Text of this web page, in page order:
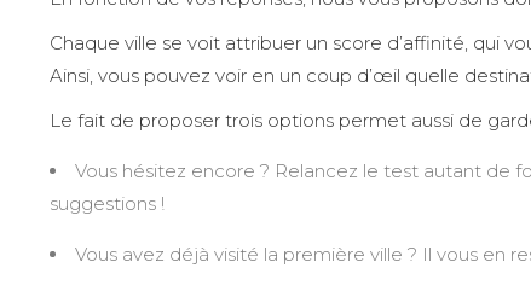
Chaque ville se voit attribuer un score d’affinité, qui
Ainsi, vous pouvez voir en un coup d’œil quelle
Le fait de proposer trois options permet aussi de
Vous hésitez encore ? Relancez le test autant de
suggestions !
Vous avez déjà visité la première ville ? Il vous en